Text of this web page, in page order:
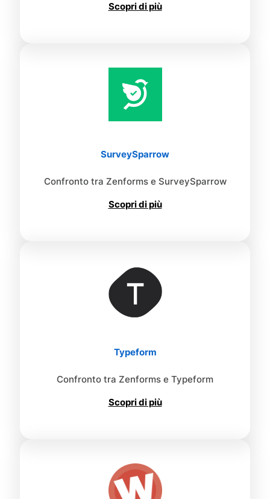
Scopri di più
SurveySparrow
Confronto tra Zenforms e SurveySparrow
Scopri di più
Typeform
Confronto tra Zenforms e Typeform
Scopri di più